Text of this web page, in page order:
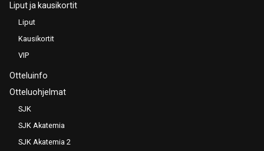
Liput ja kausikortit
Liput
Kausikortit
VIP
Otteluinfo
Otteluohjelmat
SJK
SJK Akatemia
SJK Akatemia 2